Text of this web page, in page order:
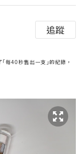
追蹤
40秒售出一支｣的紀錄，